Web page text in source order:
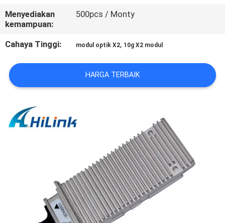
BERITA
KASUS-
KASUS
KUTIPAN
KEBIJAKAN
PRIVASI
Menyediakan
kemampuan:
500pcs / Monty
Cahaya Tinggi: modul optik X2, 10g X2 modul
HARGA TERBAIK